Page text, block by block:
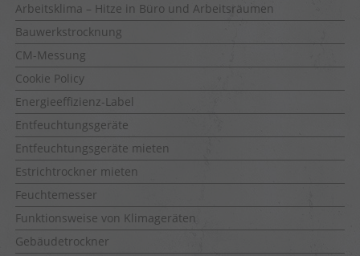
Arbeitsklima – Hitze in Büro und Arbeitsräumen
Bauwerkstrocknung
CM-Messung
Cookie Policy
Energieeffizienz-Label
Entfeuchtungsgeräte
Entfeuchtungsgeräte mieten
Estrichtrockner mieten
Feuchtemesser
Funktionsweise von Klimageräten
Gebäudetrockner